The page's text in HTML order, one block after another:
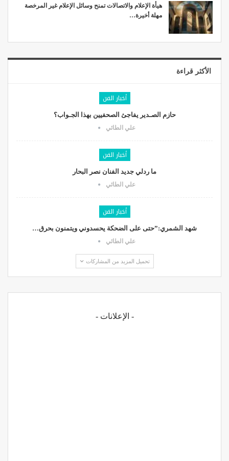
هيأة الإعلام والاتصالات تمنح وسائل الإعلام غير المرخصة
مهلة أخيرة…
الأكثر قراءة
أخبار الفن
حازم الصـدير يفاجئ الصحفيين بهذا الجـواب؟
علي الطائي
أخبار الفن
ما ردلي جديد الفنان نصر البحار
علي الطائي
أخبار الفن
شهد الشمري:”حتى على الضحكة يحسدوني ويتمنون بحرق…
علي الطائي
تحميل المزيد من المشاركات
- الإعلانات -